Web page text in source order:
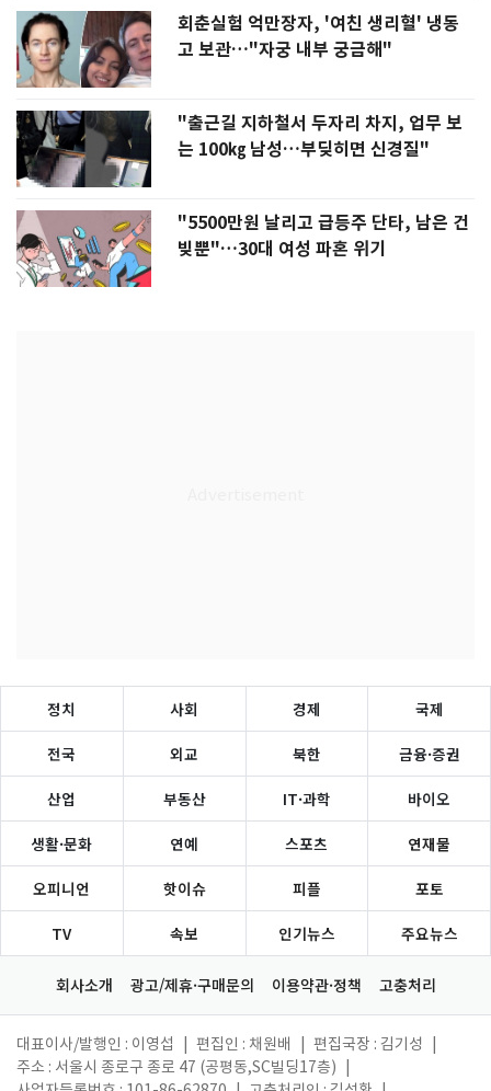
회춘실험 억만장자, '여친 생리혈' 냉동
고 보관…"자궁 내부 궁금해"
"출근길 지하철서 두자리 차지, 업무 보
는 100㎏ 남성…부딪히면 신경질"
"5500만원 날리고 급등주 단타, 남은 건
빚뿐"…30대 여성 파혼 위기
정치 사회 경제 국제
전국 외교 북한 금융·증권
산업 부동산 IT·과학 바이오
생활·문화 연예 스포츠 연재물
오피니언 핫이슈 피플 포토
TV 속보 인기뉴스 주요뉴스
회사소개 광고/제휴·구매문의 이용약관·정책 고충처리
대표이사/발행인 : 이영섭 편집인 : 채원배 편집국장 : 김기성
주소 : 서울시 종로구 종로 47 (공평동,SC빌딩17층)